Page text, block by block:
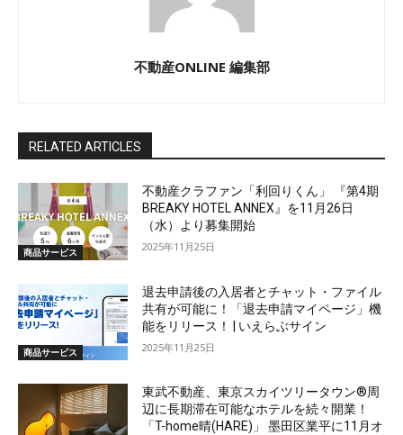
不動産ONLINE 編集部
RELATED ARTICLES
商品サービス
不動産クラファン「利回りくん」 『第4期
BREAKY HOTEL ANNEX』を11月26日
（水）より募集開始
2025年11月25日
商品サービス
退去申請後の入居者とチャット・ファイル
共有が可能に！「退去申請マイページ」機
能をリリース！ | いえらぶサイン
2025年11月25日
東武不動産、東京スカイツリータウン®周
辺に長期滞在可能なホテルを続々開業！
「T-home晴(HARE)」 墨田区業平に11月オ